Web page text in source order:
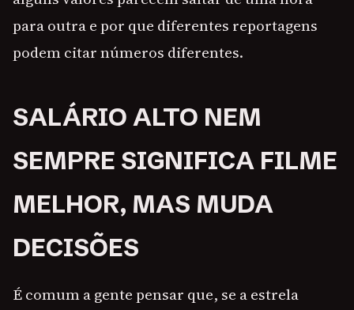
para outra e por que diferentes reportagens
podem citar números diferentes.
SALÁRIO ALTO NEM
SEMPRE SIGNIFICA FILME
MELHOR, MAS MUDA
DECISÕES
É comum a gente pensar que, se a estrela